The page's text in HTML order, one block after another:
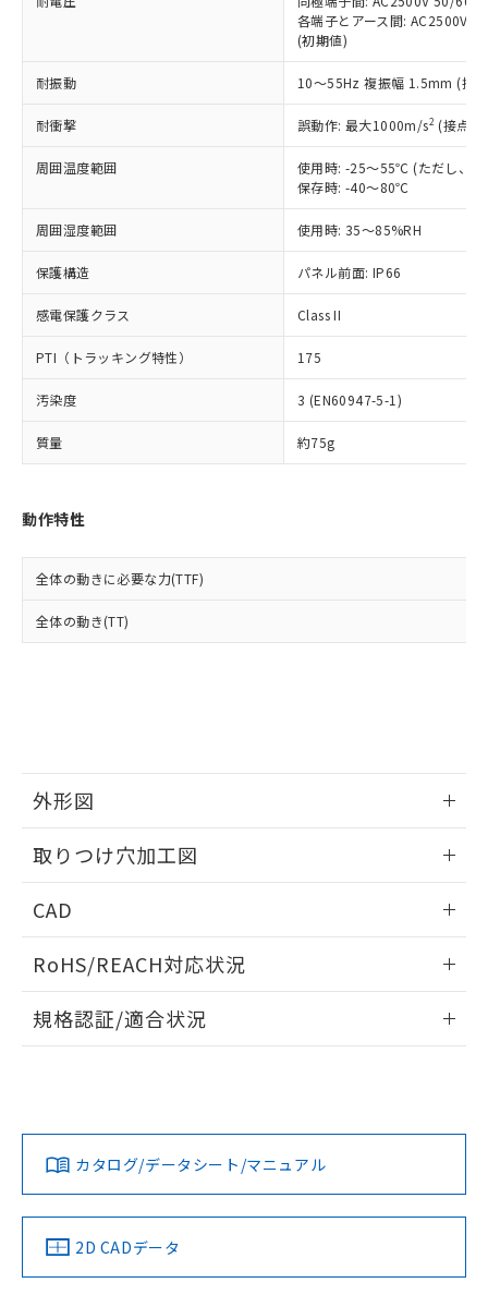
各端子とアース間: AC2500V
(初期値)
耐振動 10～55Hz 複振幅 1.5mm (接
耐衝撃 誤動作: 最大1000m/s2 (接点
周囲温度範囲
使用時: -25～55℃ (ただし、氷
保存時: -40～80℃
周囲湿度範囲 使用時: 35～85%RH
保護構造 パネル前面: IP66
感電保護クラス Class II
PTI（トラッキング特性） 175
汚染度 3 (EN60947-5-1)
質量 約75g
動作特性
全体の動きに必要な力(TTF)
全体の動き(TT)
外形図
取りつけ穴加工図
CAD
ドすることができます。
ログイン/会員登録
ダウンロードデータをご利用いただく前に、以下を必ずお読
みください。
ソフトウェアの使用条件
RoHS/REACH対応状況
EU RoHS 注意事項・凡例
対応済み
中国 RoHS 注意事項・凡例
規格認証/適合状況
カタログ/データシート/マニュアル
2D CADデータ
在庫状況および標準価格照会結果は、
記載している更新日時点での社内デー
タに基づき作成されるものであり、閲
覧された時点での実際の在庫および標
準価格とは異なる場合があることをご
正式な納期状況および標準価格はお客
様のお取引先、またはお客様担当のオ
ムロン制御機器販売店・当社販売員に
オムロン制御機器販売店や当社販売拠
販売ネットワーク
」をご確認
在庫状況および標準価格結果を当社の
事前の承諾なく第三者に漏洩または開
示しないようお願いします。
マイパーツ機能（部品リスト作成サー
ビス）をご利用いただくには、I-Web
メンバーズにご登録されている必要が
引・商談に必要な範囲で利用すること
をご了承ください。
※当社の共同利用者とは、
の共同利用に関して"
の「1.共同利
むを得ず変更することがあります。
六価クロム(Cr(Ⅵ)) 1000ppm以下、ポリ臭化ビフェニル
類(PBB) 1000ppm以下、ポリ臭化ジフェニルエーテル類
(PBDE) 1000ppm以下、フタル酸ビス(2-エチルヘキシ
ル) (DEHP)(別名：DOP) 1000ppm以下、フタル酸ブチ
ルベンジル（BBP） 1000ppm以下、フタル酸ジブチル
（DBP） 1000ppm以下、フタル酸ジイソブチル
適用除外項目は除く。
フタル酸エステル類の４物質については閾値を超える意
図的な使用がないことを確認しています。
部品在庫の切り替え状況などにより、予定
月が前後することがあります。
とができます。
51物質の非含有証明書（当社基準）
欄に対応日を記載しておりました。
既に当社にて対応品への在庫切替を完了
していることから、特段のことがない限
り、2022年1月12日より割愛しておりま
す。
「－」：未確認です。当社販売部門へお問
*中国RoHS10物質の基準値 (GB/T26572)：
Pb(鉛) :1000ppm、 Hg(水銀) : 1000ppm、 Cd(カドミウ
Cr(Ⅵ)(六価クロム) : 1000ppm、 PBBs(ポリ臭化ビフェ
DBP(フタル酸ジブチル) : 1000ppm、 DIBP(フタル酸ジ
イソブチル) : 1000ppm、 BBP(フタル酸ブチルベンジ
DEHP(フタル酸ビス(2-エチルヘキシル)) : 1000ppm
※2 環境保護使用期限
「ｅ」：有害物質（10物質）のすべてが基
準値以下であることを示します。
「10」：通常の使用状況下において有害物
質が外部に漏えいし、環境に深刻な影響を
及ぼさない年数を意味します。
「－」：未確認です。当社販売部門へお問
い合わせください。
為替および外国貿易法に定める商品
（以下｢規制貨物等」という）を輸出
または国外への提供する場合は、日本
国政府の輸出許可(または役務取引許
可)を取得するなどの必要な手続きを
当社は規制貨物を破棄する場合は、完
全に破砕するなど、違法に輸出されな
いよう必要な手段を講じます。
当社は貴社製品を、核兵器、ミサイ
ル、化学兵器、生物兵器またはその他
武器並びにこれらの製造装置等に一切
当社は、貴社製品を第三者に販売する
場合は、上記1、2および3の内容を当
該第三者に通知します。また当社は、
販売先および販売に係わる関係者が違
法に輸出するおそれがある場合は、取
り引きをいたしません。
一定数以上の在庫あり
一定数には満たないが在庫あり
在庫なし(最新の在庫状況につ
いては、お客様のお取引先、ま
たはお客様担当のオムロン制御
機器販売店・当社販売員にご確
受注生産機種、また在庫状況の
情報を公開していない機種